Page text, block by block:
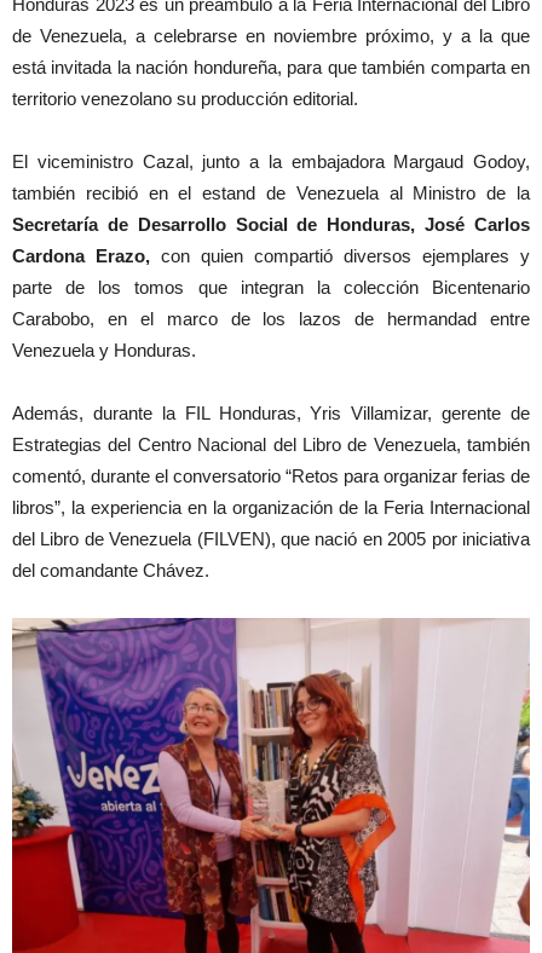
Honduras 2023 es un preámbulo a la Feria Internacional del Libro
de Venezuela, a celebrarse en noviembre próximo, y a la que
está invitada la nación hondureña, para que también comparta en
territorio venezolano su producción editorial.
El viceministro Cazal, junto a la embajadora Margaud Godoy,
también recibió en el estand de Venezuela al Ministro de la
Secretaría de Desarrollo Social de Honduras, José Carlos
Cardona Erazo, con quien compartió diversos ejemplares y
parte de los tomos que integran la colección Bicentenario
Carabobo, en el marco de los lazos de hermandad entre
Venezuela y Honduras.
Además, durante la FIL Honduras, Yris Villamizar, gerente de
Estrategias del Centro Nacional del Libro de Venezuela, también
comentó, durante el conversatorio “Retos para organizar ferias de
libros”, la experiencia en la organización de la Feria Internacional
del Libro de Venezuela (FILVEN), que nació en 2005 por iniciativa
del comandante Chávez.